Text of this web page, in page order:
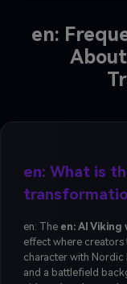
en:
en: What is
en: The en: AI
effect where
character with
and a battlefield